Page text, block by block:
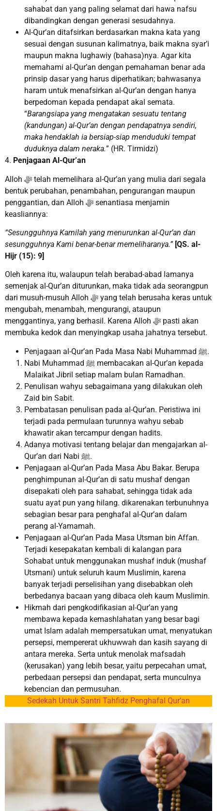
sahabat dan yang paling selamat dari hawa nafsu
dibandingkan dengan generasi sesudahnya.
Al-Qur’an ditafsirkan berdasarkan makna kata yang
sesuai dengan susunan kalimatnya, baik makna syar’i
maupun makna lughawiy (bahasa)nya. Agar kita
memahami al-Qur’an dengan pemahaman benar ada
prinsip dasar yang harus diperhatikan; bahwasanya
haram untuk menafsirkan al-Qur’an dengan hanya
berpedoman kepada pendapat akal semata.
“Barangsiapa yang mengatakan sesuatu tentang
(kandungan) al-Qur’an dengan pendapatnya sendiri,
maka hendaklah ia bersiap-siap menduduki tempat
duduknya dalam neraka.” (HR. Tirmidzi)
4. Penjagaan Al-Qur’an
Alloh ﷻ telah memelihara al-Qur’an yang mulia dari segala
bentuk perubahan, penambahan, pengurangan maupun
penggantian, dan Alloh ﷻ senantiasa menjamin
keasliannya:
“Sesungguhnya Kamilah yang menurunkan al-Qur’an dan
sesungguhnya Kami benar-benar memeliharanya.” [QS. al-
Hijr (15): 9]
Oleh karena itu, walaupun telah berabad-abad lamanya
semenjak al-Qur’an diturunkan, maka tidak ada seorangpun
dari musuh-musuh Alloh ﷻ yang telah berusaha keras untuk
mengubah, menambah, mengurangi, ataupun
menggantinya, yang berhasil. Karena Alloh ﷻ pasti akan
membuka kedok dan menyingkap usaha jahatnya tersebut.
Penjagaan al-Qur’an Pada Masa Nabi Muhammad ﷺ.
Nabi Muhammad ﷺ membacakan al-Qur’an kepada
Malaikat Jibril setiap malam bulan Ramadhan.
Penulisan wahyu sebagaimana yang dilakukan oleh
Zaid bin Sabit.
Pembatasan penulisan pada al-Qur’an. Peristiwa ini
terjadi pada permulaan turunnya wahyu sebab
khawatir akan tercampur dengan hadits.
Adanya motivasi tentang belajar dan mengajarkan al-
Qur’an dari Nabi ﷺ.
Penjagaan al-Qur’an Pada Masa Abu Bakar. Berupa
penghimpunan al-Qur’an di satu mushaf dengan
disepakati oleh para sahabat, sehingga tidak ada
suatu ayat pun yang hilang. dikarenakan terbunuhnya
sebagian besar para penghafal al-Qur’an dalam
perang al-Yamamah.
Penjagaan al-Qur’an Pada Masa Utsman bin Affan.
Terjadi kesepakatan kembali di kalangan para
Sohabat untuk menggunakan mushaf induk (mushaf
Utsmani) untuk seluruh kaum Muslimin, karena
banyak terjadi perselisihan yang disebabkan oleh
berbedanya bacaan yang dibaca oleh kaum Muslimin.
Hikmah dari pengkodifikasian al-Qur’an yang
membawa kepada kemashlahatan yang besar bagi
umat Islam adalah mempersatukan umat, menyatukan
persepsi, mempererat ukhuwwah dan kasih sayang di
antara mereka. Serta untuk menolak mafsadah
(kerusakan) yang lebih besar, yaitu perpecahan umat,
perbedaan persepsi dan pendapat, serta munculnya
kebencian dan permusuhan.
Sedekah Untuk Santri Tahfidz Penghafal Qur’an